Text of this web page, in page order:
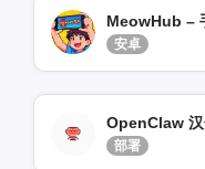
安卓
部署